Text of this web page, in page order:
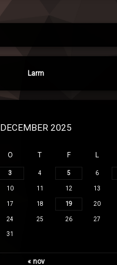
Larm
DECEMBER 2025
O T F L
3 4 5 6
10 11 12 13
17 18 19 20
24 25 26 27
31
« nov